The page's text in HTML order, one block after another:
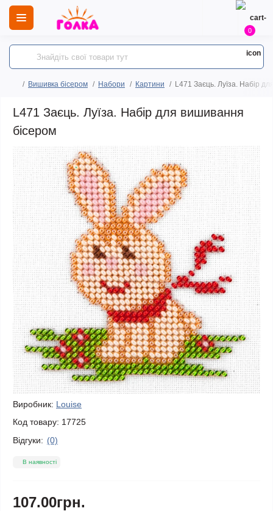
0
Вишивка бісером Набори Картини L471 Заєць. Луїза. Набір
L471 Заєць. Луїза. Набір для вишивання
бісером
Виробник: Louise
Код товару: 17725
Відгуки: (0)
В наявності
107.00грн.